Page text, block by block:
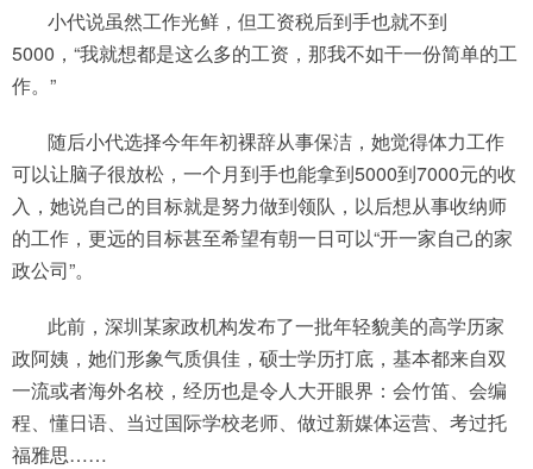
小代说虽然工作光鲜，但工资税后到手也就不到
5000，“我就想都是这么多的工资，那我不如干一份简单的工
作。”
随后小代选择今年年初裸辞从事保洁，她觉得体力工作
可以让脑子很放松，一个月到手也能拿到5000到7000元的收
入，她说自己的目标就是努力做到领队，以后想从事收纳师
的工作，更远的目标甚至希望有朝一日可以“开一家自己的家
政公司”。
此前，深圳某家政机构发布了一批年轻貌美的高学历家
政阿姨，她们形象气质俱佳，硕士学历打底，基本都来自双
一流或者海外名校，经历也是令人大开眼界：会竹笛、会编
程、懂日语、当过国际学校老师、做过新媒体运营、考过托
福雅思……